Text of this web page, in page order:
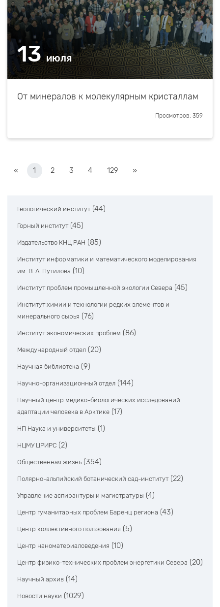
13 июля
От минералов к молекулярным кристаллам
Просмотров: 359
« 1 2 3 4 129 »
Геологический институт (44)
Горный институт (45)
Издательство КНЦ РАН (85)
Институт информатики и математического моделирования
им. В. А. Путилова (10)
Институт проблем промышленной экологии Севера (45)
Институт химии и технологии редких элементов и
минерального сырья (76)
Институт экономических проблем (86)
Международный отдел (20)
Научная библиотека (9)
Научно-организационный отдел (144)
Научный центр медико-биологических исследований
адаптации человека в Арктике (17)
НП Наука и университеты (1)
НЦМУ ЦРИРС (2)
Общественная жизнь (354)
Полярно-альпийский ботанический сад-институт (22)
Управление аспирантуры и магистратуры (4)
Центр гуманитарных проблем Баренц региона (43)
Центр коллективного пользования (5)
Центр наноматериаловедения (10)
Центр физико-технических проблем энергетики Севера (20)
Научный архив (14)
Новости науки (1029)